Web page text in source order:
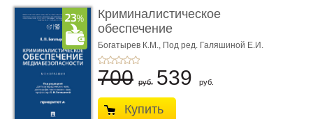
Криминалистическое
обеспечение
медиабезопас� ...
Богатырев К.М., Под ред. Галяшиной Е.И.
700 руб. 539 руб.
Купить